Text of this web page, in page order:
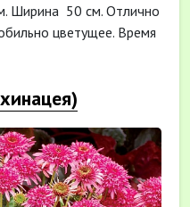
Ширина 50 см. Отлично
цветущее. Время